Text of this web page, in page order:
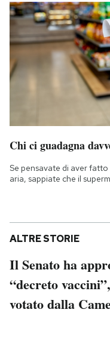
Chi ci guadagna
Se pensavate di aver
aria, sappiate che il
ALTRE STORIE
Il Senato ha
“decreto
votato dalla